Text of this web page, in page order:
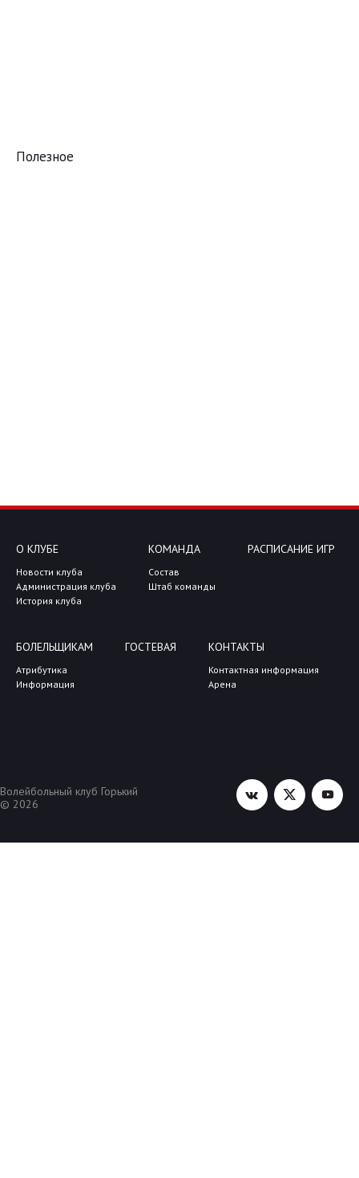
Полезное
О КЛУБЕ
Новости клуба
Администрация клуба
История клуба
КОМАНДА
Состав
Штаб команды
РАСПИСАНИЕ ИГР
БОЛЕЛЬЩИКАМ
Атрибутика
Информация
ГОСТЕВАЯ КОНТАКТЫ
Контактная информация
Арена
Волейбольный клуб Горький
© 2026